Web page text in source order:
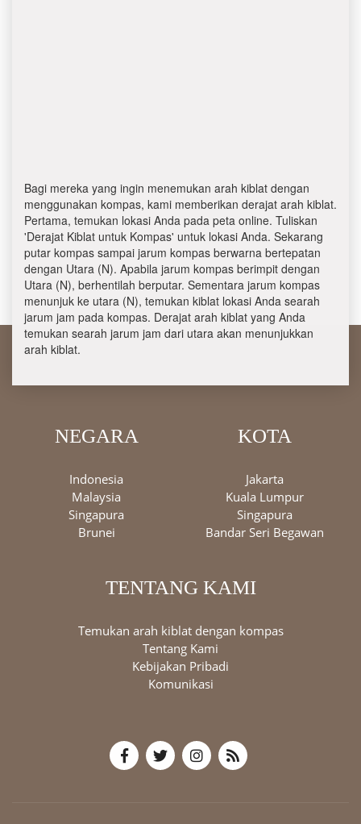
Bagi mereka yang ingin menemukan arah kiblat dengan
menggunakan kompas, kami memberikan derajat arah kiblat.
Pertama, temukan lokasi Anda pada peta online. Tuliskan
'Derajat Kiblat untuk Kompas' untuk lokasi Anda. Sekarang
putar kompas sampai jarum kompas berwarna bertepatan
dengan Utara (N). Apabila jarum kompas berimpit dengan
Utara (N), berhentilah berputar. Sementara jarum kompas
menunjuk ke utara (N), temukan kiblat lokasi Anda searah
jarum jam pada kompas. Derajat arah kiblat yang Anda
temukan searah jarum jam dari utara akan menunjukkan
arah kiblat.
NEGARA
Indonesia
Malaysia
Singapura
Brunei
KOTA
Jakarta
Kuala Lumpur
Singapura
Bandar Seri Begawan
TENTANG KAMI
Temukan arah kiblat dengan kompas
Tentang Kami
Kebijakan Pribadi
Komunikasi